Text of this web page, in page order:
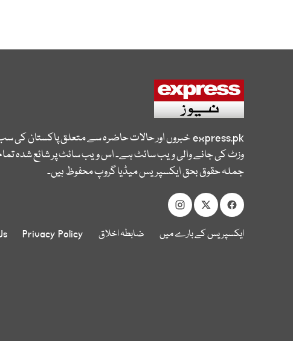
express.pkخبروں اور حالات حاضرہ سے متعلق پاکستان کی
وزٹ کی جانے والی ویب سائٹ ہے۔ اس ویب سائٹ پر شائع شدہ
جملہ حقوق بحق ایکسپریس میڈیا گروپ محفوظ ہیں۔
ایکسپریس کے بارے میں ضابطہ اخلاق Privacy Policy